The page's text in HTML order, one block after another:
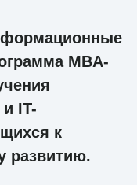
MBA-
IT-
к
развитию.